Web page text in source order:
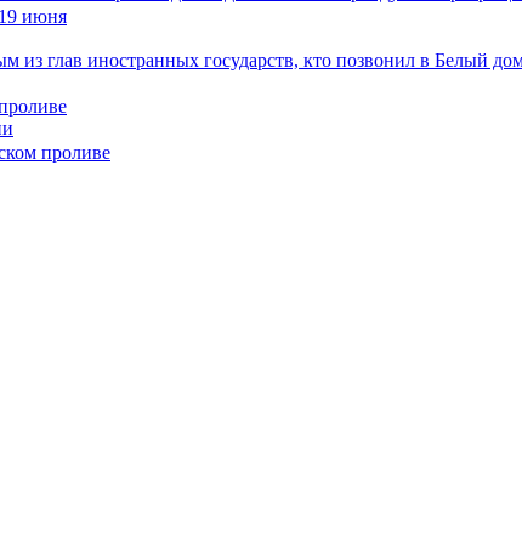
глав иностранных государств, кто позвонил в Белый